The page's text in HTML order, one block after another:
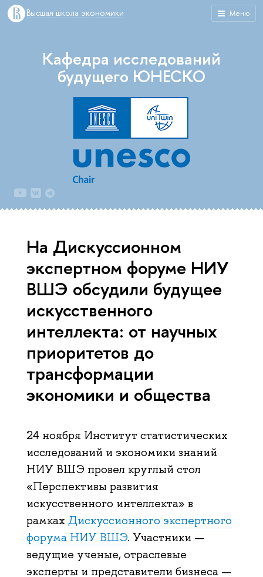
Меню
Высшая школа экономики
Кафедра исследований
будущего ЮНЕСКО
На Дискуссионном
экспертном форуме НИУ
ВШЭ обсудили будущее
искусственного
интеллекта: от научных
приоритетов до
трансформации
экономики и общества
24 ноября Институт статистических
исследований и экономики знаний
НИУ ВШЭ провел круглый стол
«Перспективы развития
искусственного интеллекта» в
рамках Дискуссионного экспертного
форума НИУ ВШЭ. Участники —
ведущие ученые, отраслевые
эксперты и представители бизнеса —